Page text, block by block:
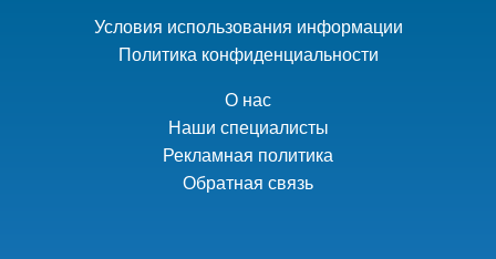
Условия использования информации
Политика конфиденциальности
О нас
Наши специалисты
Рекламная политика
Обратная связь